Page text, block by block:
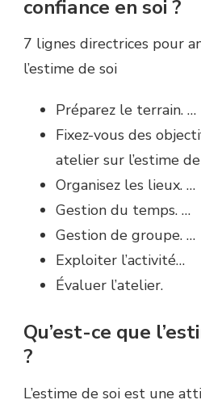
confiance en soi ?
7 lignes directrices pour
l’estime de soi
Préparez le terrain. …
Fixez-vous des
atelier sur l’estime
Organisez les lieux. …
Gestion du temps. …
Gestion de groupe. …
Exploiter l’activité…
Évaluer l’atelier.
Qu’est-ce que
?
L’estime de soi est une